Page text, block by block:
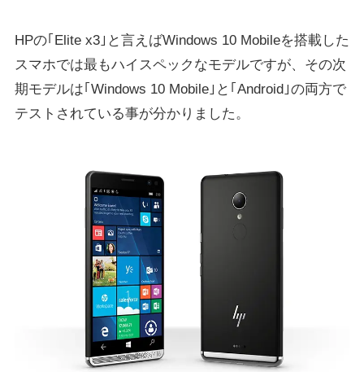
HPの｢Elite x3｣と言えばWindows 10 Mobileを搭載した
スマホでは最もハイスペックなモデルですが、その次
期モデルは｢Windows 10 Mobile｣と｢Android｣の両方で
テストされている事が分かりました。